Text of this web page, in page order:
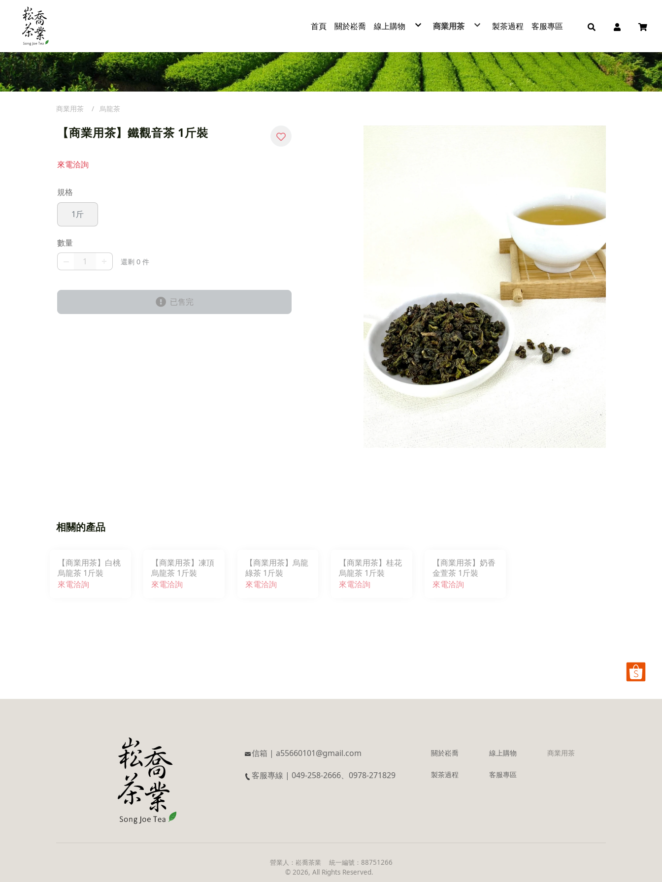
首頁 關於崧喬 線上購物
綠茶
白茶
蕎麥茶
茶葉禮盒
茶包系列
茶粉系列
經典茶系列
商業用茶
烏龍茶
免濾茶包
冷泡茶包
普洱茶
蕎麥茶
製茶過程 客服專區
【商業用茶】鐵觀音茶 1斤裝
來電洽詢
規格
1斤
數量
還剩 0 件
已售完
相關的產品
【商業用茶】白桃
烏龍茶 1斤裝
來電洽詢
【商業用茶】凍頂
烏龍茶 1斤裝
來電洽詢
【商業用茶】烏龍
綠茶 1斤裝
來電洽詢
【商業用茶】桂花
烏龍茶 1斤裝
來電洽詢
【商業用茶】奶香
金萱茶 1斤裝
來電洽詢
商業用茶 烏龍茶
信箱 | a55660101@gmail.com
客服專線 | 049-258-2666、0978-271829
關於崧喬 線上購物 商業用茶
製茶過程 客服專區
營業人： 崧喬茶業 統一編號： 88751266
© 2026, All Rights Reserved.